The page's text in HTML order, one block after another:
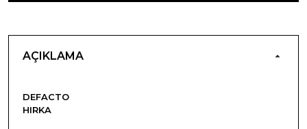
AÇIKLAMA
DEFACTO
HIRKA